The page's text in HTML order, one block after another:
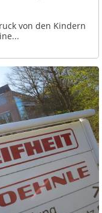
von den Kindern